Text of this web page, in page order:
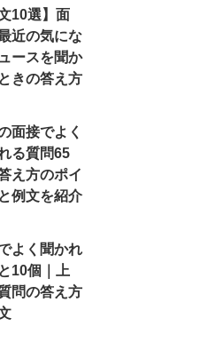
文10選】面
近の気にな
ースを聞か
きの答え方
面接でよく
る質問65
え方のポイ
例文を紹介
よく聞かれ
10個｜上
問の答え方